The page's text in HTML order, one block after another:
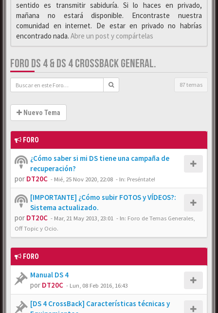
sentido es transmitir sabiduría. Si lo haces en privado,
mañana no estará disponible. Encontraste nuestra
comunidad en internet. De estar en privado no habrías
encontrado nada. Abre un post y compártelas
FORO DS 4 & DS 4 CROSSBACK GENERAL.
87 temas
Nuevo Tema
FORO
¿Cómo saber si mi DS tiene una campaña de
recuperación?
por DT20C - Mié, 25 Nov 2020, 22:08 - In: Preséntate!
[IMPORTANTE] ¿Cómo subir FOTOS y VÍDEOS?:
Sistema actualizado.
por DT20C - Mar, 21 May 2013, 23:01 - In: Foro de Temas Generales,
Off Topic y Ocio.
FORO
Manual DS 4
por DT20C - Lun, 08 Feb 2016, 16:43
[DS 4 CrossBack] Características técnicas y